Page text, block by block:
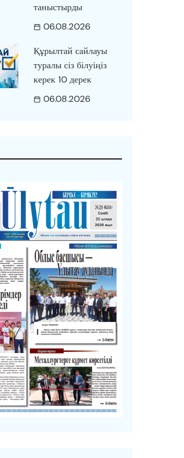
таныстырды
06.08.2026
Құрылтай сайлауы
туралы сіз білуіңіз
керек 10 дерек
06.08.2026